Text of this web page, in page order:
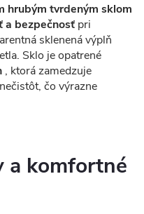
hrubým tvrdeným sklom
a bezpečnosť pri
sklenená výplň
Sklo je opatrené
, ktorá zamedzuje
čo výrazne
a komfortné